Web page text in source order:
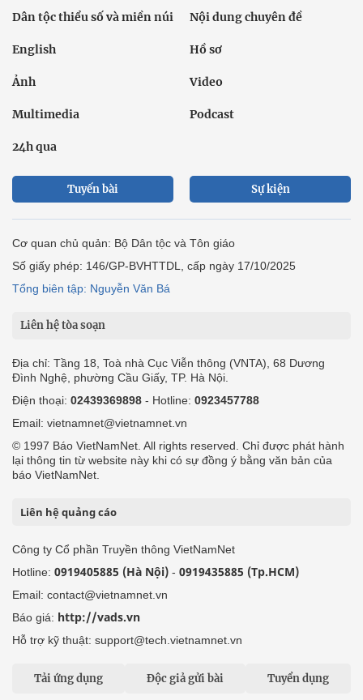
Dân tộc thiểu số và miền núi Nội dung chuyên đề
English Hồ sơ
Ảnh Video
Multimedia Podcast
24h qua
Tuyến bài Sự kiện
Cơ quan chủ quản: Bộ Dân tộc và Tôn giáo
Số giấy phép: 146/GP-BVHTTDL, cấp ngày 17/10/2025
Tổng biên tập: Nguyễn Văn Bá
Liên hệ tòa soạn
Địa chỉ: Tầng 18, Toà nhà Cục Viễn thông (VNTA), 68 Dương
Đình Nghệ, phường Cầu Giấy, TP. Hà Nội.
Điện thoại: 02439369898 - Hotline: 0923457788
Email: vietnamnet@vietnamnet.vn
© 1997 Báo VietNamNet. All rights reserved. Chỉ được phát hành
lại thông tin từ website này khi có sự đồng ý bằng văn bản của
báo VietNamNet.
Liên hệ quảng cáo
Công ty Cổ phần Truyền thông VietNamNet
Hotline: 0919405885 (Hà Nội) - 0919435885 (Tp.HCM)
Email: contact@vietnamnet.vn
Báo giá: http://vads.vn
Hỗ trợ kỹ thuật: support@tech.vietnamnet.vn
Tải ứng dụng Độc giả gửi bài Tuyển dụng